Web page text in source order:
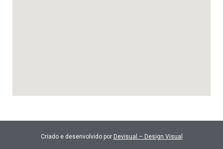
Criado e desenvolvido por Devisual – Design Visual